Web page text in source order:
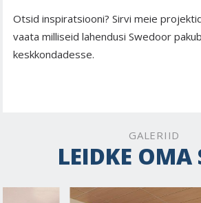
Otsid inspiratsiooni? Sirvi meie
vaata milliseid lahendusi Swedoor
keskkondadesse.
GALERIID
LEIDKE OMA